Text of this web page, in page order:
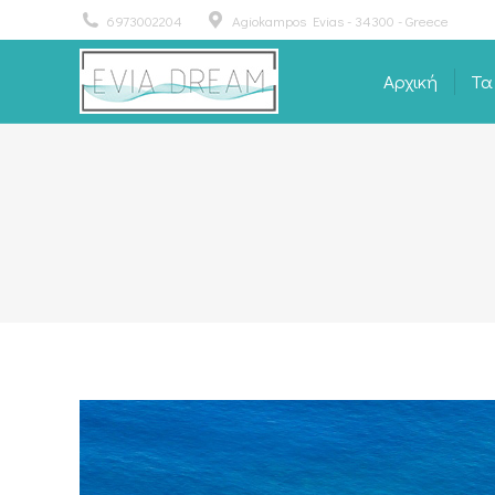
6973002204 Agiokampos Evias - 34300 - Greece
Αρχική
Αρχική